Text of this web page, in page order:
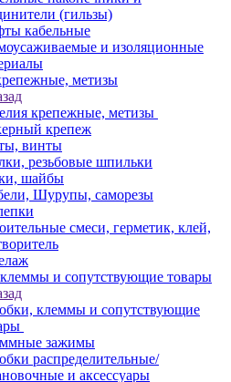
(гильзы)
кабельные
и изоляционные
метизы
крепежные, метизы
крепеж
винты
резьбовые шпильки
шайбы
Шурупы, саморезы
смеси, герметик, клей,
и сопутствующие товары
клеммы и сопутствующие
зажимы
распределительные/
и аксессуары